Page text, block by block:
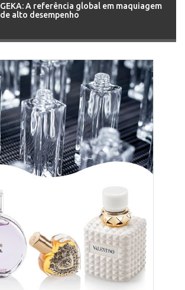
GEKA: A referência global em maquiagem
de alto desempenho